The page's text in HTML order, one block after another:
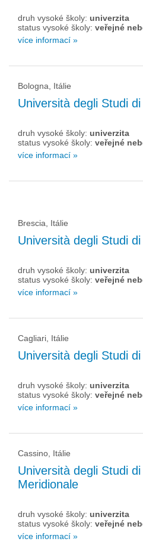
druh vysoké školy: univerzita
status vysoké školy: veřejné
více informací »
Bologna, Itálie
Università degli Studi
druh vysoké školy: univerzita
status vysoké školy: veřejné
více informací »
Brescia, Itálie
Università degli Studi
druh vysoké školy: univerzita
status vysoké školy: veřejné
více informací »
Cagliari, Itálie
Università degli Studi
druh vysoké školy: univerzita
status vysoké školy: veřejné
více informací »
Cassino, Itálie
Università degli Studi
Meridionale
druh vysoké školy: univerzita
status vysoké školy: veřejné
více informací »